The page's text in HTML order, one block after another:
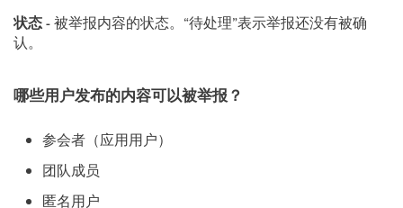
状态 -被举报内容的状态。“待处理”表示举报还没有被确
认。
哪些用户发布的内容可以被举报？
参会者（应用用户）
团队成员
匿名用户